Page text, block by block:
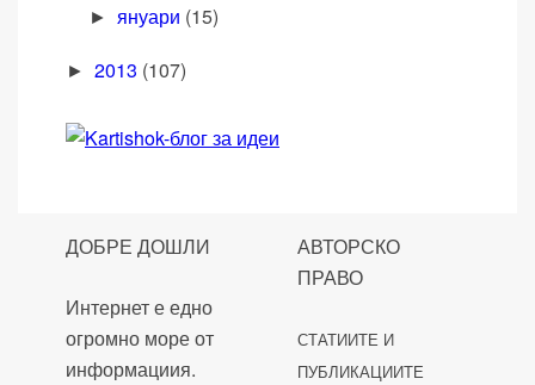
► януари (15)
► 2013 (107)
ДОБРЕ ДОШЛИ
Интернет е едно
огромно море от
информациия.
АВТОРСКО
ПРАВО
СТАТИИТЕ И
ПУБЛИКАЦИИТЕ